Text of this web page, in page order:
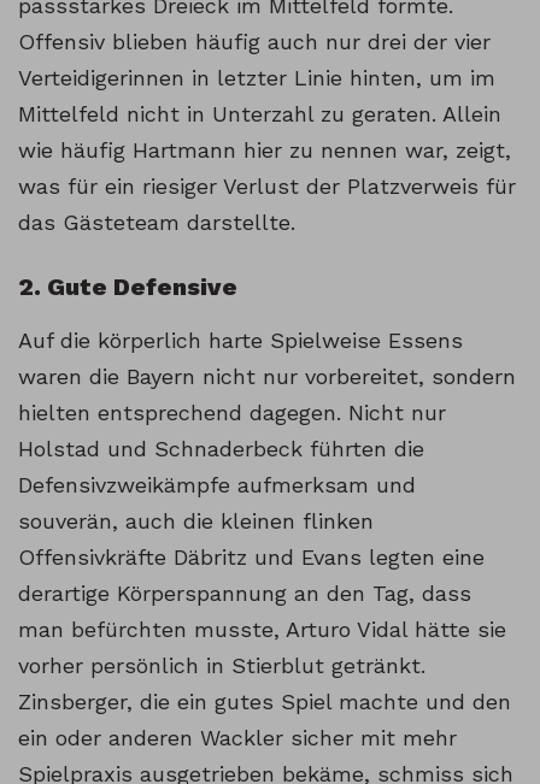
passstarkes Dreieck im Mittelfeld formte.
Offensiv blieben häufig auch nur drei der vier
Verteidigerinnen in letzter Linie hinten, um im
Mittelfeld nicht in Unterzahl zu geraten. Allein
wie häufig Hartmann hier zu nennen war, zeigt,
was für ein riesiger Verlust der Platzverweis für
das Gästeteam darstellte.
2. Gute Defensive
Auf die körperlich harte Spielweise Essens
waren die Bayern nicht nur vorbereitet, sondern
hielten entsprechend dagegen. Nicht nur
Holstad und Schnaderbeck führten die
Defensivzweikämpfe aufmerksam und
souverän, auch die kleinen flinken
Offensivkräfte Däbritz und Evans legten eine
derartige Körperspannung an den Tag, dass
man befürchten musste, Arturo Vidal hätte sie
vorher persönlich in Stierblut getränkt.
Zinsberger, die ein gutes Spiel machte und den
ein oder anderen Wackler sicher mit mehr
Spielpraxis ausgetrieben bekäme, schmiss sich